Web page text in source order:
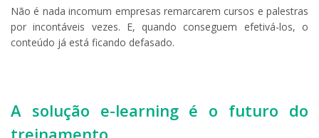
Não é nada incomum empresas remarcarem cursos e palestras
por incontáveis vezes. E, quando conseguem efetivá-los, o
conteúdo já está ficando defasado.
A solução e-learning é o futuro do
treinamento